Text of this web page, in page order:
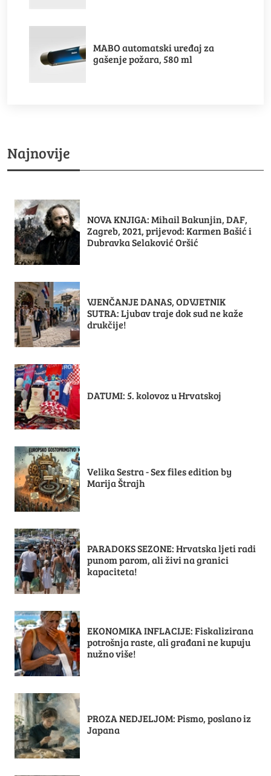
MABO automatski uređaj za
gašenje požara, 580 ml
Najnovije
NOVA KNJIGA: Mihail Bakunjin, DAF,
Zagreb, 2021, prijevod: Karmen Bašić i
Dubravka Selaković Oršić
VJENČANJE DANAS, ODVJETNIK
SUTRA: Ljubav traje dok sud ne kaže
drukčije!
DATUMI: 5. kolovoz u Hrvatskoj
Velika Sestra - Sex files edition by
Marija Štrajh
PARADOKS SEZONE: Hrvatska ljeti radi
punom parom, ali živi na granici
kapaciteta!
EKONOMIKA INFLACIJE: Fiskalizirana
potrošnja raste, ali građani ne kupuju
nužno više!
PROZA NEDJELJOM: Pismo, poslano iz
Japana